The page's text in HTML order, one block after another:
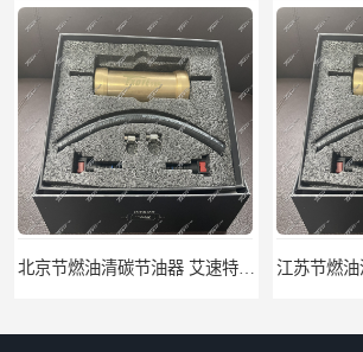
北京节燃油清碳节油器 艾速特EXOTE清碳节油器 减少燃料消耗